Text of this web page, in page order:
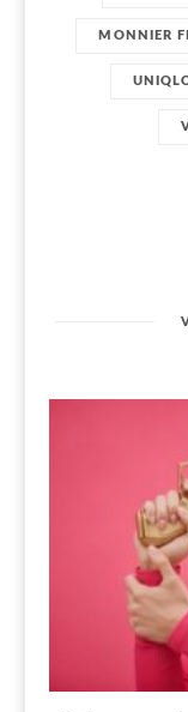
MONNIER